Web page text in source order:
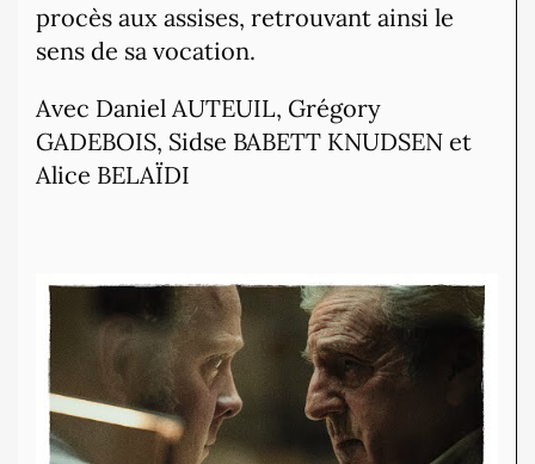
procès aux assises, retrouvant ainsi le
sens de sa vocation.
Avec Daniel AUTEUIL, Grégory
GADEBOIS, Sidse BABETT KNUDSEN et
Alice BELAÏDI